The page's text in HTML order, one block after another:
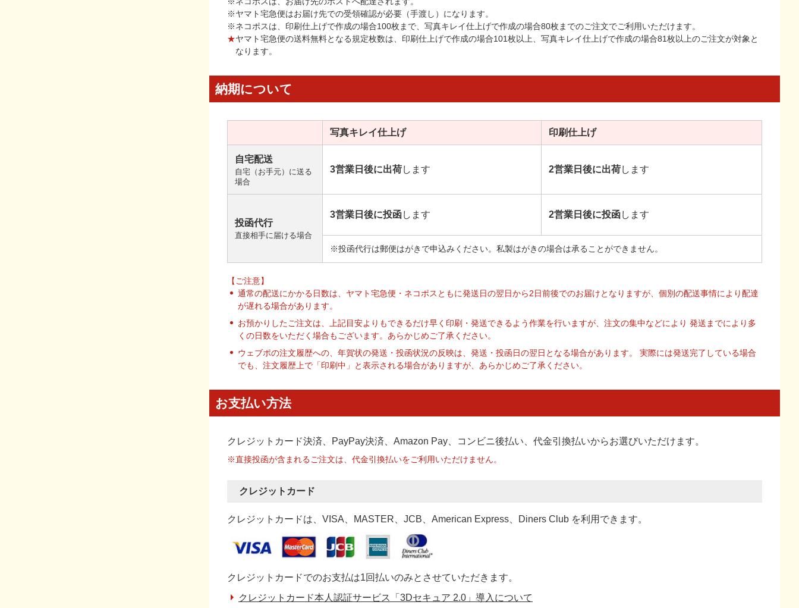
※ヤマト宅急便はお届け先での受領確認が必要（手渡し）になります。
※ネコポスは、印刷仕上げで作成の場合100枚まで、写真キレイ仕上げで作成の場合80枚までのご注文でご利用いただけます。
★ヤマト宅急便の送料無料となる規定枚数は、印刷仕上げで作成の場合101枚以上、写真キレイ仕上げで作成の場合81枚以上のご注文が対象と
なります。
納期について
写真キレイ仕上げ 印刷仕上げ
自宅配送
自宅（お手元）に送る
場合
3営業日後に出荷します 2営業日後に出荷します
投函代行
直接相手に届ける場合
3営業日後に投函します 2営業日後に投函します
※投函代行は郵便はがきで申込みください。私製はがきの場合は承ることができません。
【ご注意】
通常の配送にかかる日数は、ヤマト宅急便・ネコポスともに発送日の翌日から2日前後でのお届けとなりますが、個別の配送事情により配達
が遅れる場合があります。
お預かりしたご注文は、上記目安よりもできるだけ早く印刷・発送できるよう作業を行いますが、注文の集中などにより 発送までにより多
くの日数をいただく場合もございます。あらかじめご了承ください。
ウェブポの注文履歴への、年賀状の発送・投函状況の反映は、発送・投函日の翌日となる場合があります。 実際には発送完了している場合
でも、注文履歴上で「印刷中」と表示される場合がありますが、あらかじめご了承ください。
お支払い方法
クレジットカード決済、PayPay決済 、Amazon Pay、コンビニ後払い、代金引換払いからお選びいただけます。
※直接投函が含まれるご注文は、代金引換払いをご利用いただけません。
クレジットカード
クレジットカードは、VISA、MASTER、JCB、American Express、Diners Club を利用できます。
クレジットカードでのお支払は1回払いのみとさせていただきます。
クレジットカード本人認証サービス「3Dセキュア 2.0」導入について